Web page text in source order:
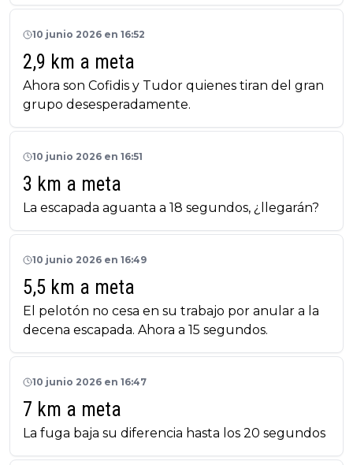
10 junio 2026 en 16:52
2,9 km a meta
Ahora son Cofidis y Tudor quienes tiran del gran
grupo desesperadamente.
10 junio 2026 en 16:51
3 km a meta
La escapada aguanta a 18 segundos, ¿llegarán?
10 junio 2026 en 16:49
5,5 km a meta
El pelotón no cesa en su trabajo por anular a la
decena escapada. Ahora a 15 segundos.
10 junio 2026 en 16:47
7 km a meta
La fuga baja su diferencia hasta los 20 segundos